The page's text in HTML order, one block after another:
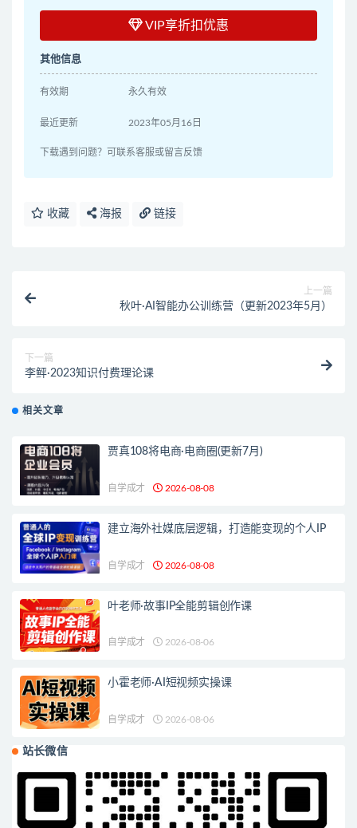
VIP享折扣优惠
其他信息
有效期 永久有效
最近更新 2023年05月16日
下载遇到问题？可联系客服或留言反馈
收藏 海报 链接
上一篇
秋叶·AI智能办公训练营（更新2023年5月）
下一篇
李鲆·2023知识付费理论课
相关文章
贾真108将电商·电商圈(更新7月)
自学成才 2026-08-08
建立海外社媒底层逻辑，打造能变现的个人IP
自学成才 2026-08-08
叶老师·故事IP全能剪辑创作课
自学成才 2026-08-06
小霍老师·AI短视频实操课
自学成才 2026-08-06
站长微信